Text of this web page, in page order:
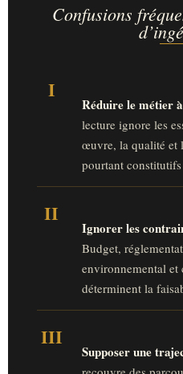
Confusions
I
Réduire le métier
lecture ignore les
œuvre, la qualité et
pourtant
II
Ignorer les
Budget,
environnemental et
déterminent la
III
Supposer une